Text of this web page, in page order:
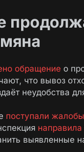
обращение о
что вывоз
неудобства
поступали жалобы
направила
выявленные